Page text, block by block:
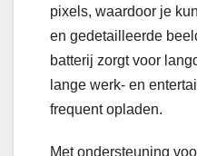
pixels, waardoor je
en gedetailleerde
batterij zorgt voor
lange werk- en
frequent opladen.
Met ondersteuning